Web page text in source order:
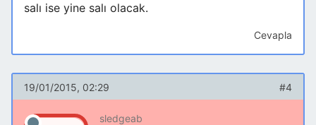
salı ise yine salı olacak.
Cevapla
19/01/2015, 02:29 #4
sledgeab